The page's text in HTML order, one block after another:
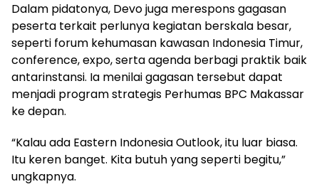
Dalam pidatonya, Devo juga merespons gagasan
peserta terkait perlunya kegiatan berskala besar,
seperti forum kehumasan kawasan Indonesia Timur,
conference, expo, serta agenda berbagi praktik baik
antarinstansi. Ia menilai gagasan tersebut dapat
menjadi program strategis Perhumas BPC Makassar
ke depan.
“Kalau ada Eastern Indonesia Outlook, itu luar biasa.
Itu keren banget. Kita butuh yang seperti begitu,”
ungkapnya.